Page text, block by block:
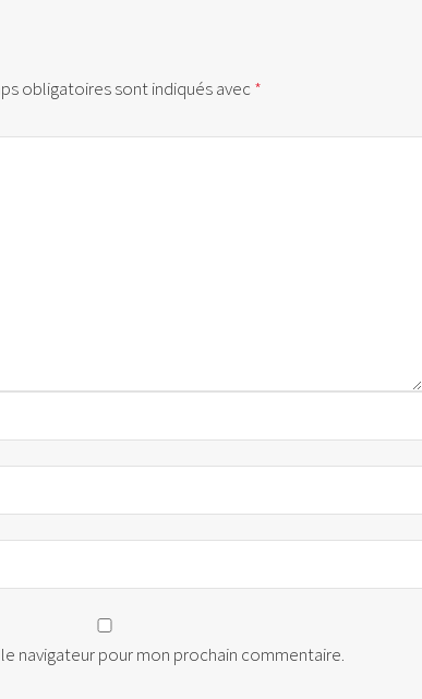
obligatoires sont indiqués avec*
navigateur pour mon prochain commentaire.